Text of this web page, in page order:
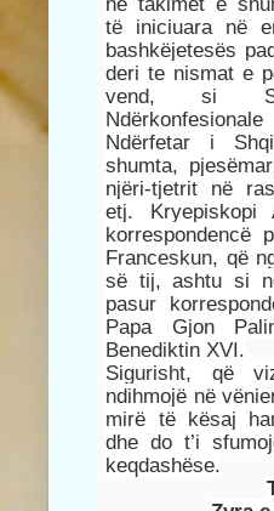
të iniciuara në
bashkëjetesës
deri te nismat e
vend, si
Ndërfetar i
shumta,
njëri-tjetrit në
etj. Kryepiskopi
korrespondencë
Franceskun, që
së tij, ashtu si
pasur
Papa Gjon
Benediktin XVI.
Sigurisht, që
ndihmojë në
mirë të kësaj
dhe do t’i
keqdashëse.